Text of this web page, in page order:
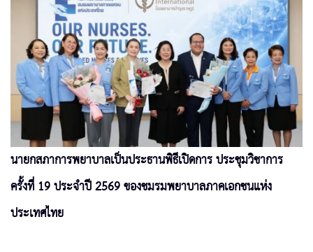
นายกสภาการพยาบาลเป็นประธานพิธีเปิดการ ประชุมวิชาการ
ครั้งที่ 19 ประจำปี 2569 ของชมรมพยาบาลภาคเอกชนแห่ง
ประเทศไทย